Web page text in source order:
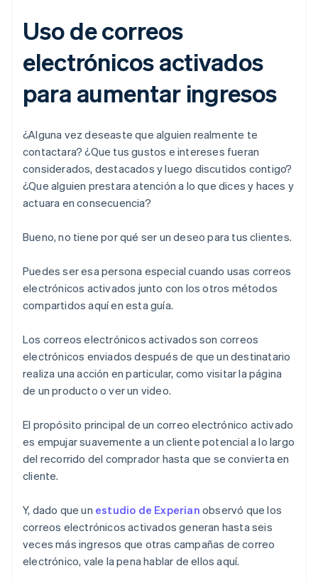
Uso de correos
electrónicos activados
para aumentar ingresos
¿Alguna vez deseaste que alguien realmente te
contactara? ¿Que tus gustos e intereses fueran
considerados, destacados y luego discutidos contigo?
¿Que alguien prestara atención a lo que dices y haces y
actuara en consecuencia?
Bueno, no tiene por qué ser un deseo para tus clientes.
Puedes ser esa persona especial cuando usas correos
electrónicos activados junto con los otros métodos
compartidos aquí en esta guía.
Los correos electrónicos activados son correos
electrónicos enviados después de que un destinatario
realiza una acción en particular, como visitar la página
de un producto o ver un video.
El propósito principal de un correo electrónico activado
es empujar suavemente a un cliente potencial a lo largo
del recorrido del comprador hasta que se convierta en
cliente.
Y, dado que un estudio de Experian observó que los
correos electrónicos activados generan hasta seis
veces más ingresos que otras campañas de correo
electrónico, vale la pena hablar de ellos aquí.